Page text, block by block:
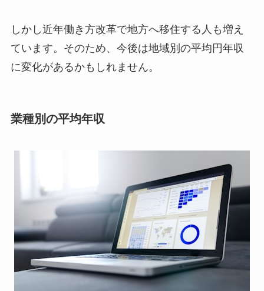
しかし近年働き方改革で地方へ移住する人も増え
ています。そのため、今後は地域別の平均円年収
に変化があるかもしれません。
業種別の平均年収